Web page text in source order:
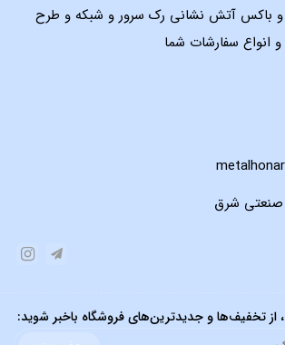
و باکس آتش نشانی رک سرور و شبکه و طرح
انواع سفارشات شما
شرق
از تخفیف‌ها و جدیدترین‌های فروشگاه باخبر شوید: